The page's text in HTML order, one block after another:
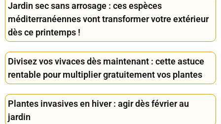
Jardin sec sans arrosage : ces espèces
méditerranéennes vont transformer votre extérieur
dès ce printemps !
Divisez vos vivaces dès maintenant : cette astuce
rentable pour multiplier gratuitement vos plantes
Plantes invasives en hiver : agir dès février au
jardin